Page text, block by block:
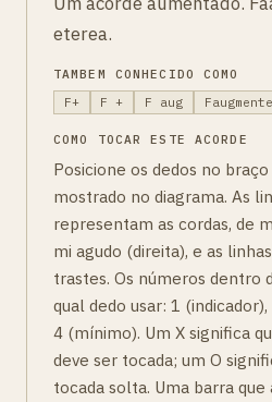
eterea.
TAMBEM CONHECIDO COMO
F+
F + F aug
COMO TOCAR ESTE ACORDE
Posicione os dedos no
mostrado no diagrama. As
representam as cordas, de
mi agudo (direita), e as
trastes. Os números dentro
qual dedo usar: 1
4 (mínimo). Um X significa
deve ser tocada; um O
tocada solta. Uma barra que